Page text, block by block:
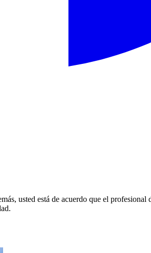
usted está de acuerdo que el